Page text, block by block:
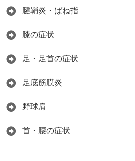
腱鞘炎・ばね指
膝の症状
足・足首の症状
足底筋膜炎
野球肩
首・腰の症状